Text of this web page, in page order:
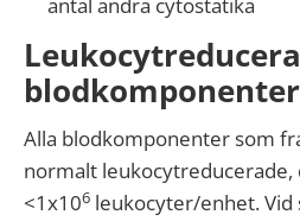
blodkomponenter
Alla blodkomponenter som
normalt leukocytreducerade,
<1x106 leukocyter/enhet. Vid